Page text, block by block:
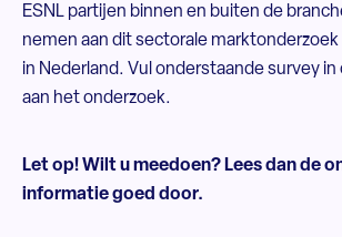
ESNL partijen binnen en buiten de
nemen aan dit sectorale
in Nederland. Vul onderstaande survey
aan het onderzoek.
Let op! Wilt u meedoen? Lees dan de
informatie goed door.